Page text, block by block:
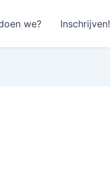
we? Inschrijven!